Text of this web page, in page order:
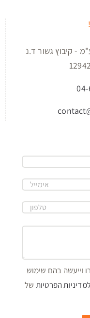
- קיבוץ גשור ד.נ
וייעשה בהם שימוש
הפרטיות של